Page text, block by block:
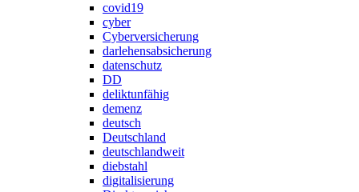
covid19
cyber
Cyberversicherung
darlehensabsicherung
datenschutz
DD
deliktunfähig
demenz
deutsch
Deutschland
deutschlandweit
diebstahl
digitalisierung